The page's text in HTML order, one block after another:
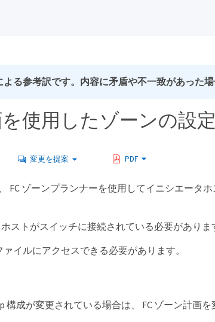
よる参考訳です。内容に矛盾や不一致があった
を使用したゾーンの設定
変更を提案 PDF
FC ゾーンプランナーを使用してイニシエータ
ストがスイッチに接続されている必要がありま
イルにアクセスできる必要があります。
構成が変更されている場合は、 FC ゾーン計画を